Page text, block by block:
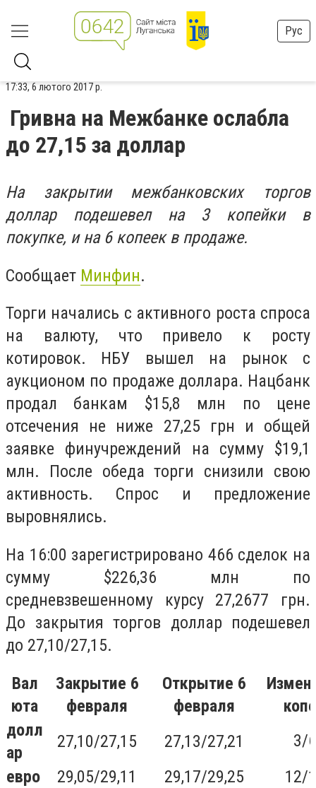
Рус
17:33, 6 лютого 2017 р.
Гривна на Межбанке ослабла
до 27,15 за доллар
На закрытии межбанковских торгов
доллар подешевел на 3 копейки в
покупке, и на 6 копеек в продаже.
Сообщает Минфин.
Торги начались с активного роста спроса
на валюту, что привело к росту
котировок. НБУ вышел на рынок с
аукционом по продаже доллара. Нацбанк
продал банкам $15,8 млн по цене
отсечения не ниже 27,25 грн и общей
заявке финучреждений на сумму $19,1
млн. После обеда торги снизили свою
активность. Спрос и предложение
выровнялись.
На 16:00 зарегистрировано 466 сделок на
сумму $226,36 млн по
средневзвешенному курсу 27,2677 грн.
До закрытия торгов доллар подешевел
до 27,10/27,15.
Вал
юта
Закрытие 6
февраля
Открытие 6
февраля
долл
ар
27,10/27,15 27,13/27,21
3/6
евро
29,05/29,11 29,17/29,25
12/